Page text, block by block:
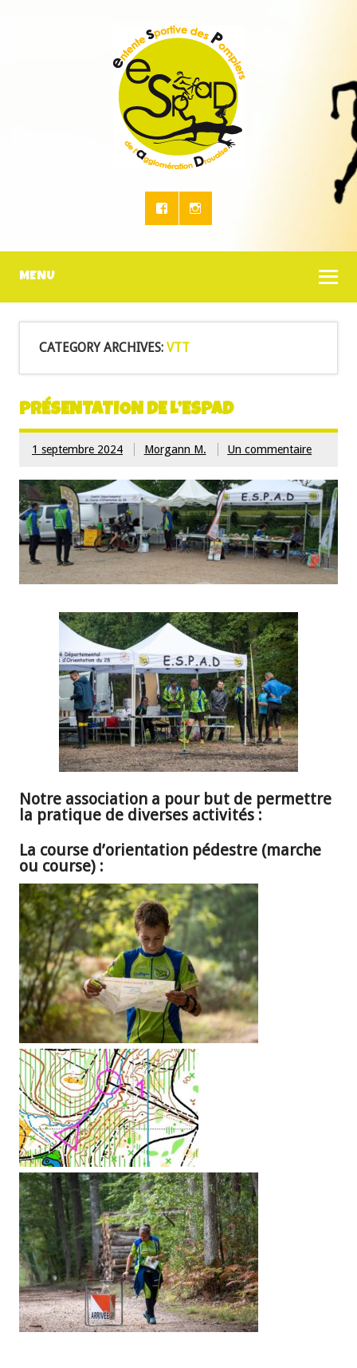
MENU
CATEGORY ARCHIVES: VTT
PRÉSENTATION DE L’ESPAD
1 septembre 2024 Morgann M. Un commentaire
Notre association a pour but de permettre
la pratique de diverses activités :
La course d’orientation pédestre (marche
ou course) :